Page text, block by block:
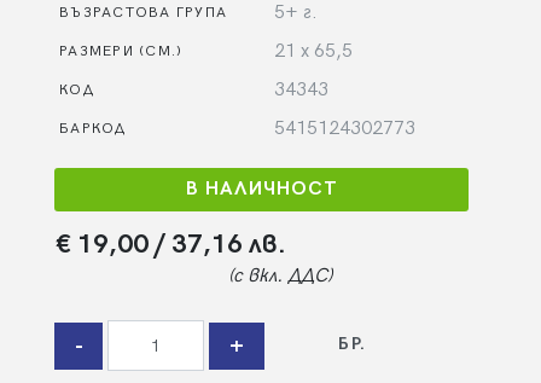
ВЪЗРАСТОВА ГРУПА 5+ г.
РАЗМЕРИ (СМ.) 21 х 65,5
КОД 34343
БАРКОД 5415124302773
В НАЛИЧНОСТ
€ 19,00 / 37,16 лв.
(с вкл. ДДС)
- + БР.